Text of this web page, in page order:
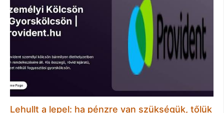
Lehullt a lepel: ha pénzre van szükségük, tőlük